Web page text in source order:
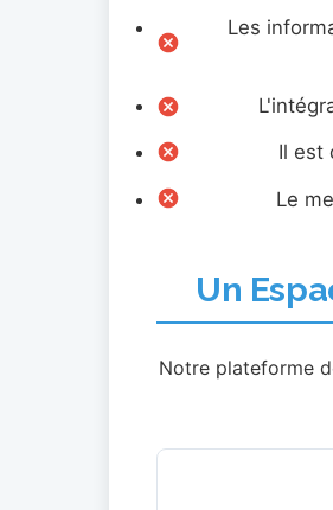
Les
Il est
Le
Un
Notre plateforme